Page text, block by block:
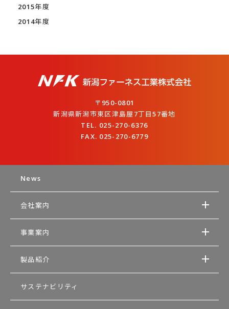
2015年度
2014年度
〒950-0801
新潟県新潟市東区津島屋7丁目57番地
TEL. 025-270-6376
FAX. 025-270-6779
News
会社案内
事業案内
製品紹介
サステナビリティ